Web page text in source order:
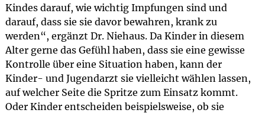
Kindes darauf, wie wichtig Impfungen sind und
darauf, dass sie sie davor bewahren, krank zu
werden“, ergänzt Dr. Niehaus. Da Kinder in diesem
Alter gerne das Gefühl haben, dass sie eine gewisse
Kontrolle über eine Situation haben, kann der
Kinder- und Jugendarzt sie vielleicht wählen lassen,
auf welcher Seite die Spritze zum Einsatz kommt.
Oder Kinder entscheiden beispielsweise, ob sie